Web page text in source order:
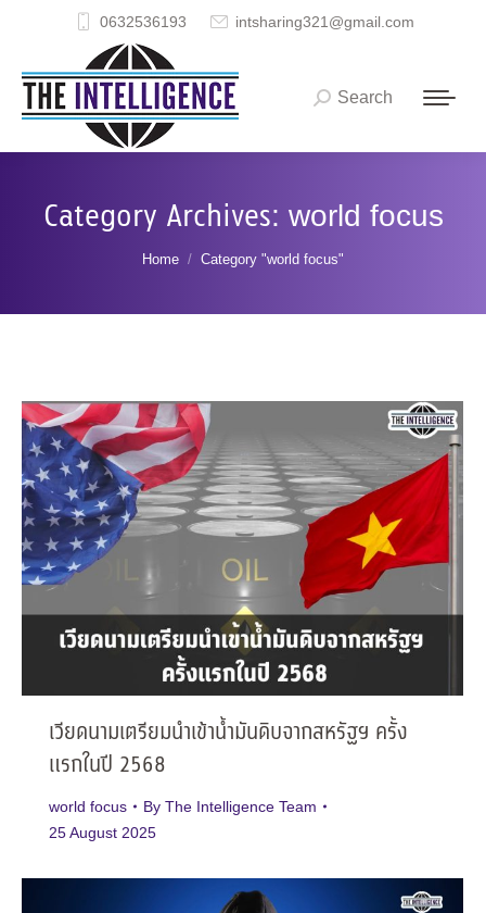
0632536193 intsharing321@gmail.com
Search:
Search
Category Archives: world focus
You are here:
Home Category "world focus"
เวียดนามเตรียมนำเข้าน้ำมันดิบจากสหรัฐฯ ครั้ง
แรกในปี 2568
world focus By The Intelligence Team
25 August 2025